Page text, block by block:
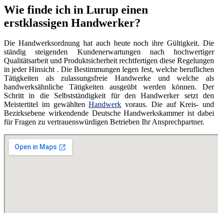
Wie finde ich in Lurup einen
erstklassigen Handwerker?
Die Handwerksordnung hat auch heute noch ihre Gültigkeit. Die
ständig steigenden Kundenerwartungen nach hochwertiger
Qualitätsarbeit und Produktsicherheit rechtfertigen diese Regelungen
in jeder Hinsicht . Die Bestimmungen legen fest, welche beruflichen
Tätigkeiten als zulassungsfreie Handwerke und welche als
handwerksähnliche Tätigkeiten ausgeübt werden können. Der
Schritt in die Selbstständigkeit für den Handwerker setzt den
Meistertitel im gewähltenHandwerk voraus. Die auf Kreis- und
Bezirksebene wirkendende Deutsche Handwerkskammer ist dabei
für Fragen zu vertrauenswürdigen Betrieben Ihr Ansprechpartner.